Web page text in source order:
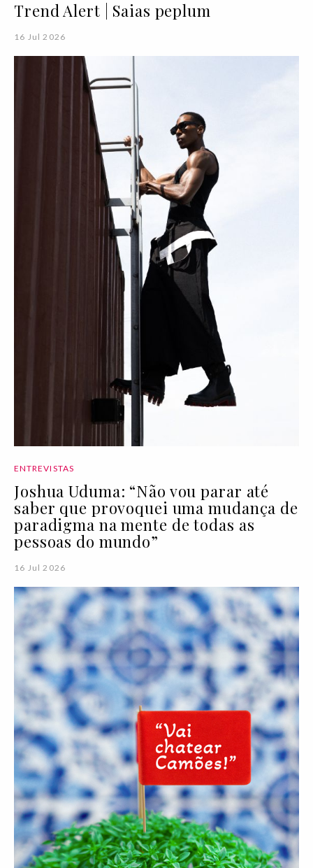
Trend Alert | Saias peplum
16 Jul 2026
ENTREVISTAS
Joshua Uduma: “Não vou parar até
saber que provoquei uma mudança de
paradigma na mente de todas as
pessoas do mundo”
16 Jul 2026